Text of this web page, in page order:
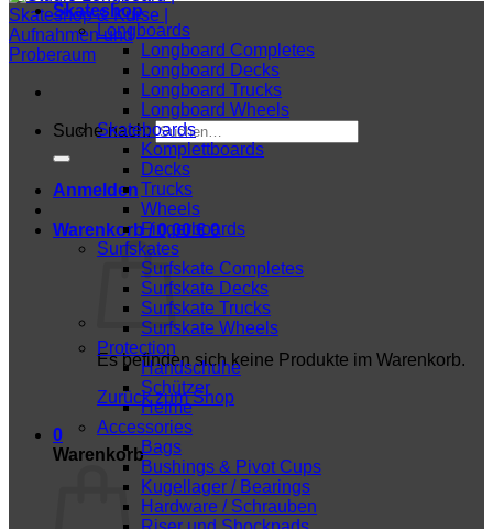
Suche nach:
Anmelden
Warenkorb /0,00€ 0
Es befinden sich keine Produkte im Warenkorb.
Zurück zum Shop
0
Warenkorb
Skateshop
Longboards
Longboard Completes
Longboard Decks
Longboard Trucks
Longboard Wheels
Skateboards
Komplettboards
Decks
Trucks
Wheels
Fingerboards
Surfskates
Surfskate Completes
Surfskate Decks
Surfskate Trucks
Surfskate Wheels
Protection
Handschuhe
Schützer
Helme
Accessories
Bags
Bushings & Pivot Cups
Kugellager / Bearings
Hardware / Schrauben